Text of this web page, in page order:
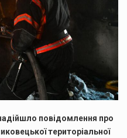
повідомлення про
територіальної